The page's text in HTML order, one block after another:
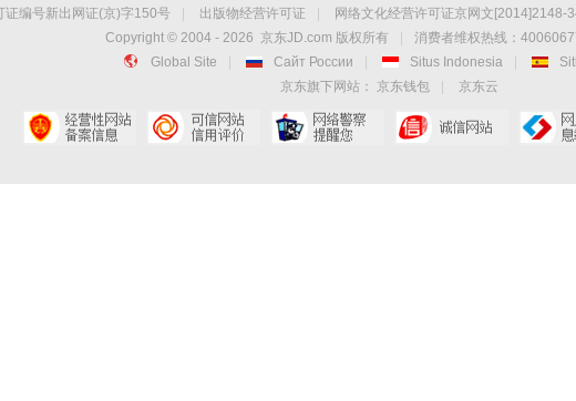
证编号新出网证(京)字150号
出版物经营许可证 网络文化经营许可证京网文[2014]2148-
Copyright © 2004 - 2026 京东JD.com 版权所有 消费者维权热线：
Global Site
Сайт России Situs Indonesia
京东旗下网站：
京东钱包 京东云